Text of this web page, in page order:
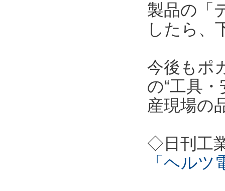
製品の「
したら、
今後もポ
の“工具
産現場の
◇日刊工
「ヘル